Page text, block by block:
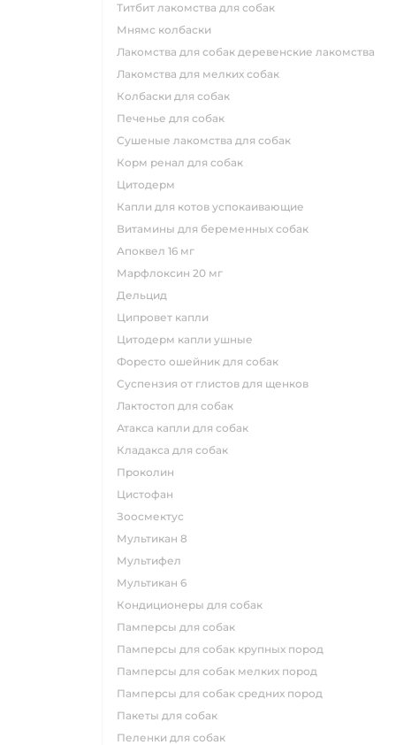
титбит лакомства для собак
мнямс колбаски
лакомства для собак деревенские лакомства
лакомства для мелких собак
колбаски для собак
печенье для собак
сушеные лакомства для собак
корм ренал для собак
цитодерм
капли для котов успокаивающие
витамины для беременных собак
апоквел 16 мг
марфлоксин 20 мг
дельцид
ципровет капли
цитодерм капли ушные
форесто ошейник для собак
суспензия от глистов для щенков
лактостоп для собак
атакса капли для собак
кладакса для собак
проколин
цистофан
зоосмектус
мультикан 8
мультифел
мультикан 6
кондиционеры для собак
памперсы для собак
памперсы для собак крупных пород
памперсы для собак мелких пород
памперсы для собак средних пород
пакеты для собак
пеленки для собак